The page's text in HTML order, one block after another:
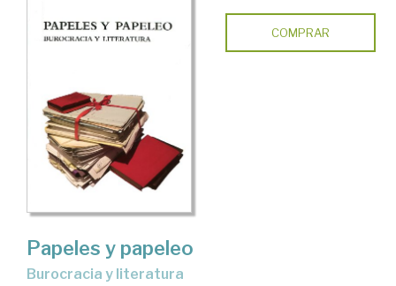
COMPRAR
Papeles y papeleo
burocracia y literatura